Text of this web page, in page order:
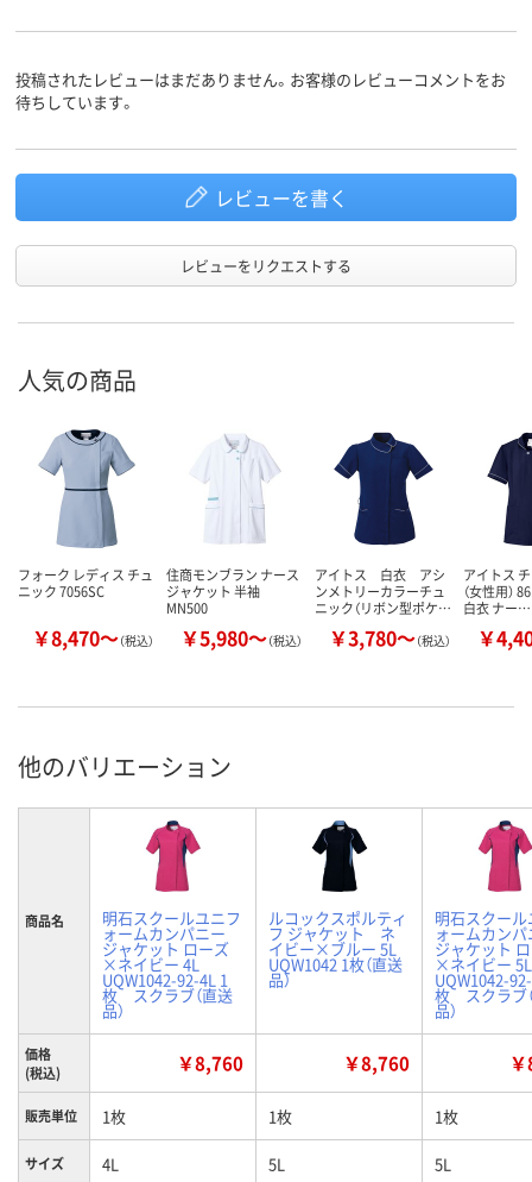
投稿されたレビューはまだありません。お客様のレビューコメントをお
待ちしています。
レビューを書く
レビューをリクエストする
人気の商品
フォーク レディス チュ
ニック 7056SC
￥8,470～（税込）
住商モンブラン ナース
ジャケット 半袖
MN500
￥5,980～（税込）
アイトス 白衣 アシ
ンメトリーカラーチュ
ニック（リボン型ポケ…
￥3,780～（税込）
アイトス
（女性用）
白衣 ナー…
￥
他のバリエーション
商品名 明石スクールユニフ
ォームカンパニー
ジャケット ローズ
×ネイビー 4L
UQW1042-92-4L 1
枚 スクラブ（直送
品）
ルコックスポルティ
フ ジャケット ネ
イビー×ブルー 5L
UQW1042 1枚（直送
品）
明石スクー
ォームカンパ
ジャケット
×ネイビー 5L
UQW1042-
枚 スクラブ
品）
価格
(税込)
￥8,760 ￥8,760
販売単位 1枚 1枚 1枚
サイズ 4L 5L 5L